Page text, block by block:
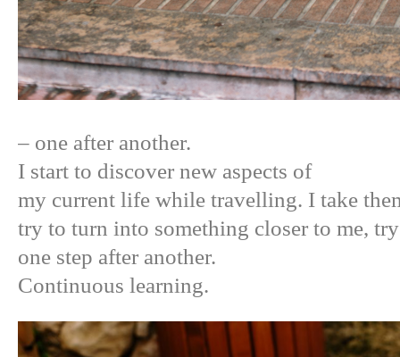
– one after another.
I start to discover new aspects of
my current life while travelling. I take
try to turn into something closer to me,
one step after another.
Continuous learning.